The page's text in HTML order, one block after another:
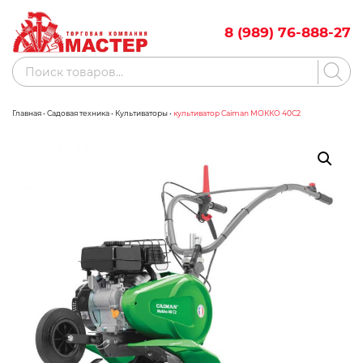
content
8 (989) 76-888-27
Акции Бренды
Измерительное оборудование
Инструмент ручной
Клининговое оборудование
Компрессорное оборудование
Поиск
товаров
Главная• Садовая техника• Культиваторы• культиватор Caiman МОККО 40С2